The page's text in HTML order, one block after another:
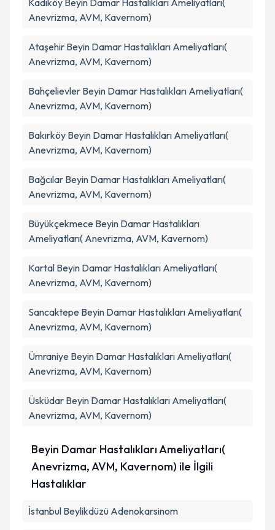
Kadıköy Beyin Damar Hastalıkları Ameliyatları(
Anevrizma, AVM, Kavernom)
Ataşehir Beyin Damar Hastalıkları Ameliyatları(
Anevrizma, AVM, Kavernom)
Bahçelievler Beyin Damar Hastalıkları Ameliyatları(
Anevrizma, AVM, Kavernom)
Bakırköy Beyin Damar Hastalıkları Ameliyatları(
Anevrizma, AVM, Kavernom)
Bağcılar Beyin Damar Hastalıkları Ameliyatları(
Anevrizma, AVM, Kavernom)
Büyükçekmece Beyin Damar Hastalıkları
Ameliyatları( Anevrizma, AVM, Kavernom)
Kartal Beyin Damar Hastalıkları Ameliyatları(
Anevrizma, AVM, Kavernom)
Sancaktepe Beyin Damar Hastalıkları Ameliyatları(
Anevrizma, AVM, Kavernom)
Ümraniye Beyin Damar Hastalıkları Ameliyatları(
Anevrizma, AVM, Kavernom)
Üsküdar Beyin Damar Hastalıkları Ameliyatları(
Anevrizma, AVM, Kavernom)
Beyin Damar Hastalıkları Ameliyatları(
Anevrizma, AVM, Kavernom) ile İlgili
Hastalıklar
İstanbul Beylikdüzü Adenokarsinom